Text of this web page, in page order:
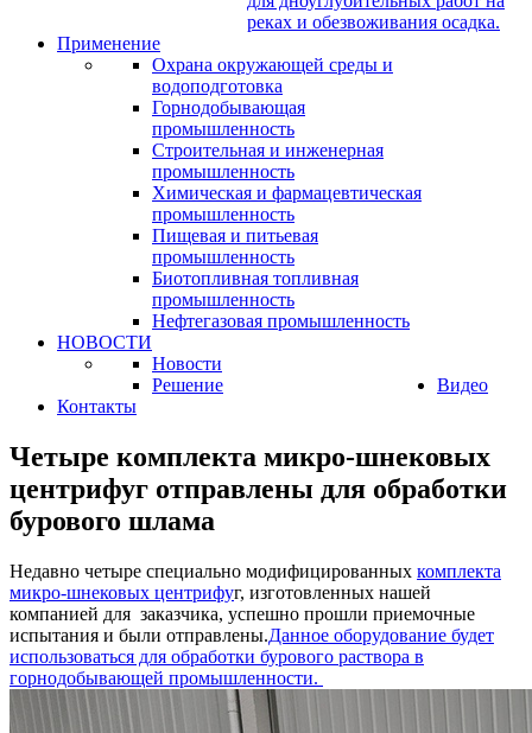
реках и обезвоживания осадка.
Применение
Охрана окружающей среды и
водоподготовка
Горнодобывающая
промышленность
Cтроительная и инженерная
промышленность
Химическая и фармацевтическая
промышленность
Пищевая и питьевая
промышленность
Биотопливная топливная
промышленность
Нефтегазовая промышленность
НОВОСТИ
Новости
Решение
Видео
Контакты
Четыре комплекта микро-шнековых
центрифуг отправлены для обработки
бурового шлама
Недавно четыре специально модифицированных комплекта
микро-шнековых центрифуг, изготовленных нашей
компанией для заказчика, успешно прошли приемочные
испытания и были отправлены.Данное оборудование будет
использоваться для обработки бурового раствора в
горнодобывающей промышленности.